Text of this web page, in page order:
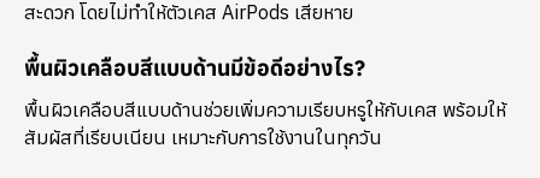
สะดวก โดยไม่ทำให้ตัวเคส AirPods เสียหาย
พื้นผิวเคลือบสีแบบด้านมีข้อดีอย่างไร?
พื้นผิวเคลือบสีแบบด้านช่วยเพิ่มความเรียบหรูให้กับเคส พร้อมให้
สัมผัสที่เรียบเนียน เหมาะกับการใช้งานในทุกวัน